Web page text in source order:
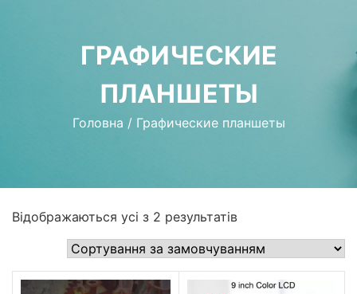
ГРАФИЧЕСКИЕ
ПЛАНШЕТЫ
Головна / Графические планшеты
Відображаються усі з 2 результатів